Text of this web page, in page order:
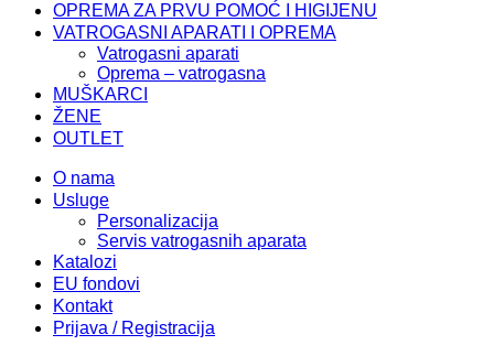
OPREMA ZA PRVU POMOĆ I HIGIJENU
VATROGASNI APARATI I OPREMA
Vatrogasni aparati
Oprema – vatrogasna
MUŠKARCI
ŽENE
OUTLET
O nama
Usluge
Personalizacija
Servis vatrogasnih aparata
Katalozi
EU fondovi
Kontakt
Prijava / Registracija